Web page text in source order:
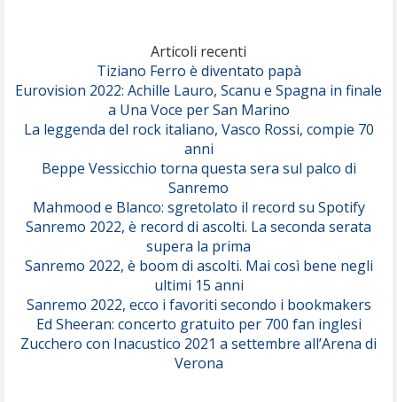
Serenamente
Articoli recenti
Tiziano Ferro è diventato papà
Eurovision 2022: Achille Lauro, Scanu e Spagna in finale
a Una Voce per San Marino
La leggenda del rock italiano, Vasco Rossi, compie 70
anni
Beppe Vessicchio torna questa sera sul palco di
Sanremo
Mahmood e Blanco: sgretolato il record su Spotify
Sanremo 2022, è record di ascolti. La seconda serata
supera la prima
Sanremo 2022, è boom di ascolti. Mai così bene negli
ultimi 15 anni
Sanremo 2022, ecco i favoriti secondo i bookmakers
Ed Sheeran: concerto gratuito per 700 fan inglesi
Zucchero con Inacustico 2021 a settembre all’Arena di
Verona